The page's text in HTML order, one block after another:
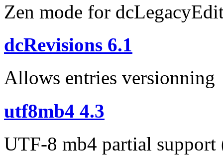
Zen mode for
dcRevisions 6.1
Allows entries versionning
utf8mb4 4.3
UTF-8 mb4 partial support